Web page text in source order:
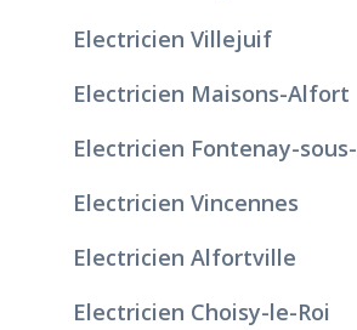
Electricien Villejuif
Electricien Maisons-Alfort
Electricien Fontenay-
Electricien Vincennes
Electricien Alfortville
Electricien Choisy-le-Roi